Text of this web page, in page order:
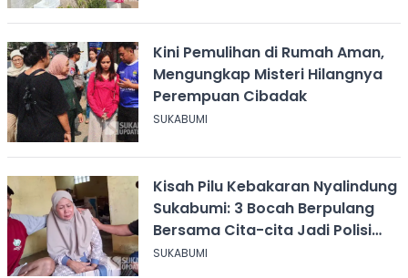
Kini Pemulihan di Rumah Aman,
Mengungkap Misteri Hilangnya
Perempuan Cibadak
SUKABUMI
Kisah Pilu Kebakaran Nyalindung
Sukabumi: 3 Bocah Berpulang
Bersama Cita-cita Jadi Polisi
dan Guru
SUKABUMI